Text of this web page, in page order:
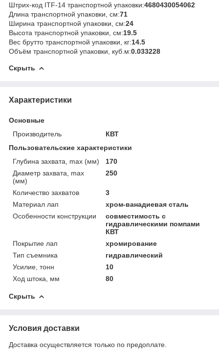
Штрих-код ITF-14 транспортной упаковки:4680430054062
Длина транспортной упаковки, см:71
Ширина транспортной упаковки, см:24
Высота транспортной упаковки, см:19.5
Вес брутто транспортной упаковки, кг:14.5
Объём транспортной упаковки, куб.м:0.033228
Скрыть
Характеристики
Основные
Производитель
КВТ
Пользовательские характеристики
Глубина захвата, max (мм)
170
Диаметр захвата, max
(мм)
250
Количество захватов
3
Материал лап
хром-ванадиевая сталь
Особенности конструкции
совместимость с
гидравлическими помпами
КВТ
Покрытие лап
хромирование
Тип съемника
гидравлический
Усилие, тонн
10
Ход штока, мм
80
Скрыть
Условия доставки
Доставка осуществляется только по предоплате.